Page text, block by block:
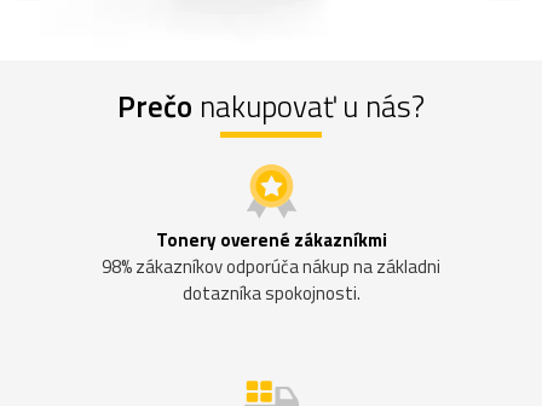
Prečo nakupovať u nás?
Tonery overené zákazníkmi
98% zákazníkov odporúča nákup na základni
dotazníka spokojnosti.